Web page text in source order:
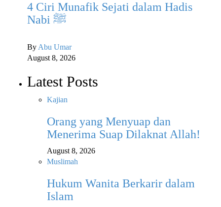
4 Ciri Munafik Sejati dalam Hadis
Nabi ﷺ
By Abu Umar
August 8, 2026
Latest Posts
Kajian
Orang yang Menyuap dan
Menerima Suap Dilaknat Allah!
August 8, 2026
Muslimah
Hukum Wanita Berkarir dalam
Islam